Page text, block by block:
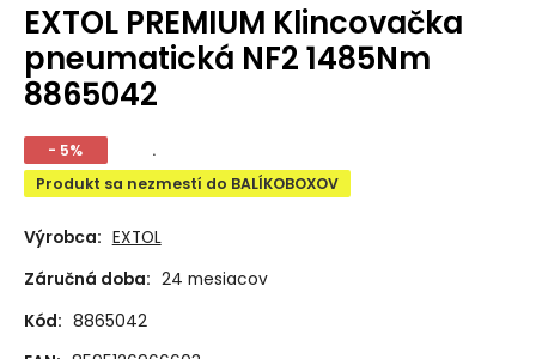
EXTOL PREMIUM Klincovačka
pneumatická NF2 1485Nm
8865042
- 5%
.
Produkt sa nezmestí do BALÍKOBOXOV
Výrobca: EXTOL
Záručná doba: 24 mesiacov
Kód: 8865042